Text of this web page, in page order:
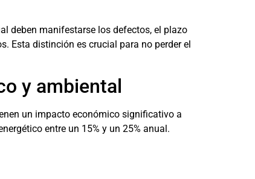
deben manifestarse los defectos, el plazo
Esta distinción es crucial para no perder el
y ambiental
un impacto económico significativo a
entre un 15% y un 25% anual.